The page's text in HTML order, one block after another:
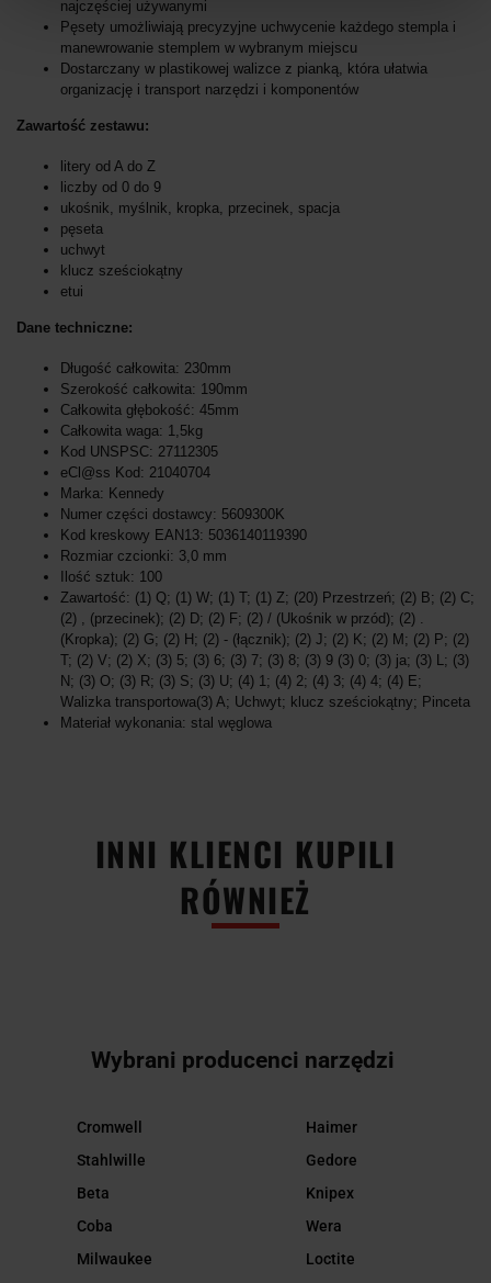
najczęściej używanymi
Pęsety umożliwiają precyzyjne uchwycenie każdego stempla i
manewrowanie stemplem w wybranym miejscu
Dostarczany w plastikowej walizce z pianką, która ułatwia
organizację i transport narzędzi i komponentów
Zawartość zestawu:
litery od A do Z
liczby od 0 do 9
ukośnik, myślnik, kropka, przecinek, spacja
pęseta
uchwyt
klucz sześciokątny
etui
Dane techniczne:
Długość całkowita: 230mm
Szerokość całkowita: 190mm
Całkowita głębokość: 45mm
Całkowita waga: 1,5kg
Kod UNSPSC: 27112305
eCl@ss Kod: 21040704
Marka: Kennedy
Numer części dostawcy: 5609300K
Kod kreskowy EAN13: 5036140119390
Rozmiar czcionki: 3,0 mm
Ilość sztuk: 100
Zawartość: (1) Q; (1) W; (1) T; (1) Z; (20) Przestrzeń; (2) B; (2) C;
(2) , (przecinek); (2) D; (2) F; (2) / (Ukośnik w przód); (2) .
(Kropka); (2) G; (2) H; (2) - (łącznik); (2) J; (2) K; (2) M; (2) P; (2)
T; (2) V; (2) X; (3) 5; (3) 6; (3) 7; (3) 8; (3) 9 (3) 0; (3) ja; (3) L; (3)
N; (3) O; (3) R; (3) S; (3) U; (4) 1; (4) 2; (4) 3; (4) 4; (4) E;
Walizka transportowa(3) A; Uchwyt; klucz sześciokątny; Pinceta
Materiał wykonania: stal węglowa
INNI KLIENCI KUPILI
RÓWNIEŻ
Wybrani producenci narzędzi
Cromwell
Stahlwille
Beta
Coba
Milwaukee
Haimer
Gedore
Knipex
Wera
Loctite